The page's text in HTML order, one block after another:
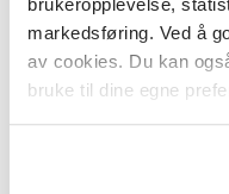
brukeropplevelse,
markedsføring. Ved å
av cookies. Du kan
bruke til dine egne
BondeKompaniet er